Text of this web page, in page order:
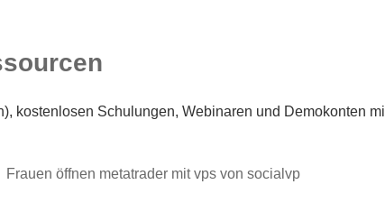
kostenlosen Schulungen, Webinaren und Demokonten